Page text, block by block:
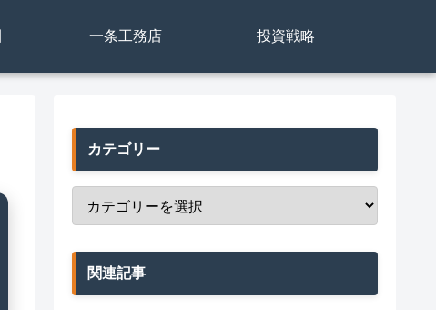
一条工務店 投資戦略
カテゴリー
関連記事